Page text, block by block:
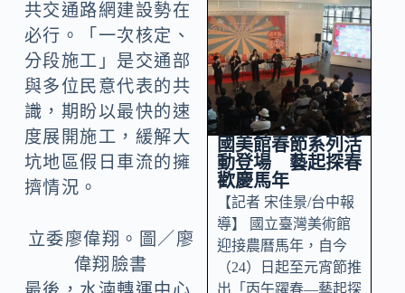
共交通路網建設勢在
必行。「一次核定、
分段施工」是交通部
與多位民意代表的共
識，期盼以最快的速
度展開施工，緩解大
坑地區假日車流的擁
擠情況。
立委廖偉翔。圖／廖
偉翔臉書
國美館春節系列活
動登場 藝起探春
歡慶馬年
【記者 宋佳景/台中報
導】 國立臺灣美術館
迎接農曆馬年，自今
（24）日起至元宵節推
出「丙午躍春—藝起探